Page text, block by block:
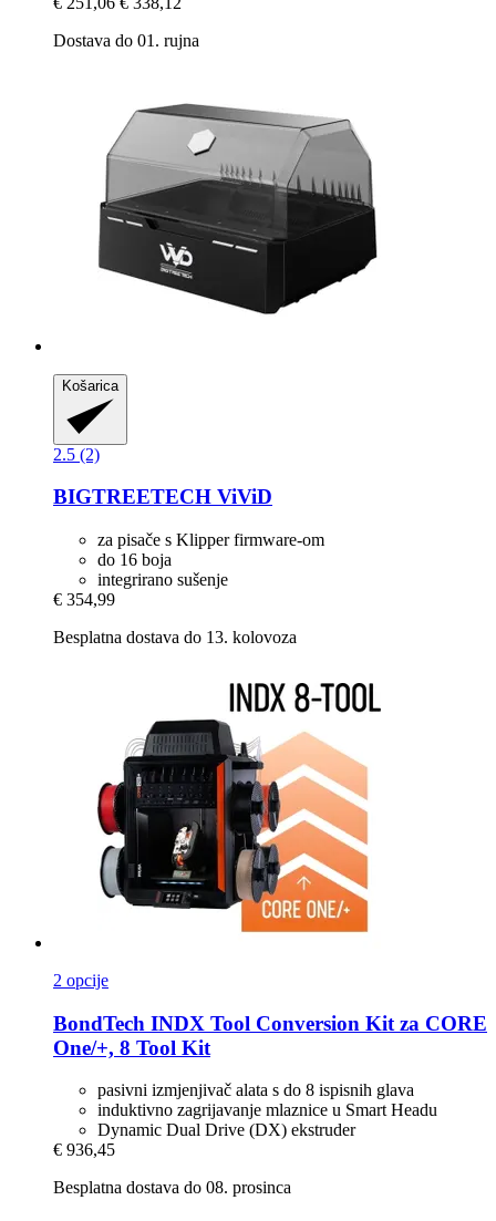
Dostava do 01. rujna
Košarica
2.5 (2)
BIGTREETECH ViViD
za pisače s Klipper firmware-om
do 16 boja
integrirano sušenje
€ 354,99
Besplatna dostava do 13. kolovoza
2 opcije
BondTech INDX Tool Conversion Kit za CORE
One/+, 8 Tool Kit
pasivni izmjenjivač alata s do 8 ispisnih glava
induktivno zagrijavanje mlaznice u Smart Headu
Dynamic Dual Drive (DX) ekstruder
€ 936,45
Besplatna dostava do 08. prosinca